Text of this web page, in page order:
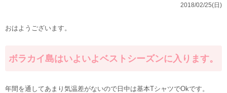
2018/02/25(日)
おはようございます。
ボラカイ島はいよいよベストシーズンに入ります。
年間を通してあまり気温差がないので日中は基本TシャツでOkです。